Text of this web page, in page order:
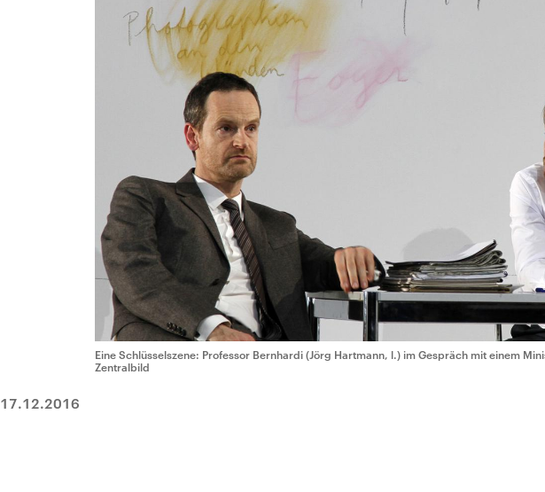
Eine Schlüsselszene: Professor Bernhardi (Jörg Hartmann, l.) im Gespräch mit einem
Zentralbild
17.12.2016